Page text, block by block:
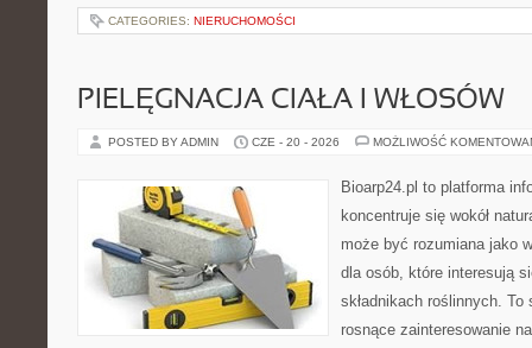
CATEGORIES: NIERUCHOMOŚCI
PIELĘGNACJA CIAŁA I WŁOSÓW
POSTED BY ADMIN CZE - 20 - 2026 MOŻLIWOŚĆ
Bioarp24.pl to platforma
koncentruje się wokół
może być rozumiana jako
dla osób, które interesują
składnikach roślinnych.
rosnące zainteresowanie